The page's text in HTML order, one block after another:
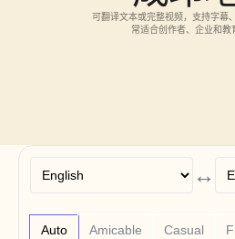
可翻译文本或完整视频，支持字幕
常适合创作者、企业和教
↔
Auto Amicable Casual
功能请求
文档模板
Industry
Free Tools
常见问题